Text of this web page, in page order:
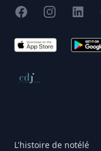
FacebookInstagram
X
App Store
Conseil de
L'histoire de notélé